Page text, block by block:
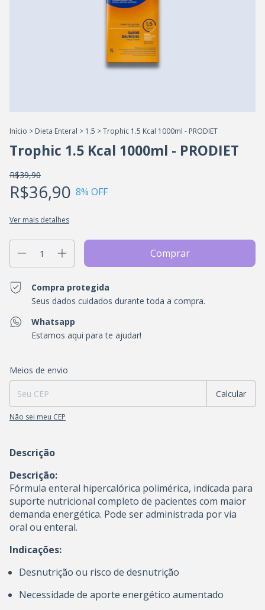
Início > Dieta Enteral > 1.5 >Trophic 1.5 Kcal 1000ml - PRODIET
Trophic 1.5 Kcal 1000ml - PRODIET
R$39,90
R$36,90 8% OFF
Ver mais detalhes
Compra protegida
Seus dados cuidados durante toda a compra.
Whatsapp
Estamos aqui para te ajudar!
Entregas para o CEP:
Meios de envio
Calcular
Não sei meu CEP
Descrição
Descrição:
Fórmula enteral hipercalórica polimérica, indicada para
suporte nutricional completo de pacientes com maior
demanda energética. Pode ser administrada por via
oral ou enteral.
Indicações:
Desnutrição ou risco de desnutrição
Necessidade de aporte energético aumentado